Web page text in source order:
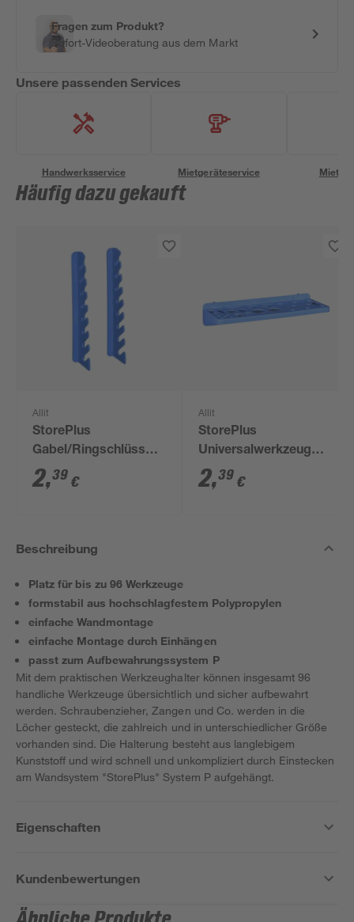
Fragen zum Produkt?
Sofort-Videoberatung aus dem Markt
Unsere passenden Services
Handwerksservice Mietgeräteservice
Häufig dazu gekauft
Allit
StorePlus
Gabel/Ringschlüsselhalter
'Flex P 8' gelb
2,39 €
Allit
StorePlus
Universalwerkzeughalter
'Flex P 24' gelb 23 x
9,5 x 4,5 cm
2,39 €
Beschreibung
Platz für bis zu 96 Werkzeuge
formstabil aus hochschlagfestem Polypropylen
einfache Wandmontage
einfache Montage durch Einhängen
passt zum Aufbewahrungssystem P
Mit dem praktischen Werkzeughalter können insgesamt 96
handliche Werkzeuge übersichtlich und sicher aufbewahrt
werden. Schraubenzieher, Zangen und Co. werden in die
Löcher gesteckt, die zahlreich und in unterschiedlicher Größe
vorhanden sind. Die Halterung besteht aus langlebigem
Kunststoff und wird schnell und unkompliziert durch Einstecken
am Wandsystem "StorePlus" System P aufgehängt.
Eigenschaften
Kundenbewertungen